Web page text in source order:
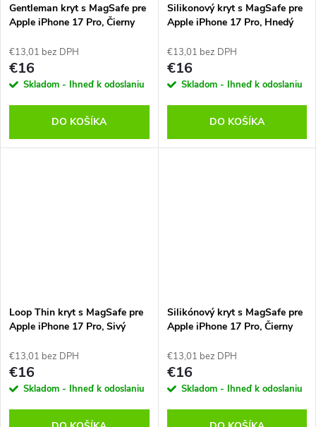
Gentleman kryt s MagSafe pre
Apple iPhone 17 Pro, Čierny
€13,01 bez DPH
€16
Skladom - Ihneď k odoslaniu
DO KOŠÍKA
Silikonový kryt s MagSafe pre
Apple iPhone 17 Pro, Hnedý
€13,01 bez DPH
€16
Skladom - Ihneď k odoslaniu
DO KOŠÍKA
Loop Thin kryt s MagSafe pre
Apple iPhone 17 Pro, Sivý
€13,01 bez DPH
€16
Skladom - Ihneď k odoslaniu
Silikónový kryt s MagSafe pre
Apple iPhone 17 Pro, Čierny
€13,01 bez DPH
€16
Skladom - Ihneď k odoslaniu